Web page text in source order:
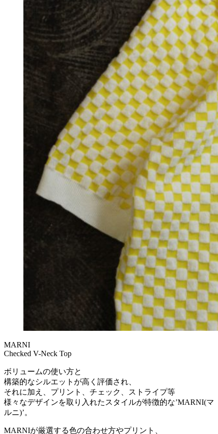
MARNI
Checked V-Neck Top
ボリュームの使い方と
構築的なシルエットが高く評価され、
それに加え、プリント、チェック、ストライプ等
様々なデザインを取り入れたスタイルが特徴的な’MARNI(マ
ルニ)’。
MARNIが厳選する色の合わせ方やプリント、